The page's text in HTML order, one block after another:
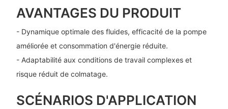
AVANTAGES DU PRODUIT
- Dynamique optimale des fluides, efficacité de la pompe
améliorée et consommation d'énergie réduite.
- Adaptabilité aux conditions de travail complexes et
risque réduit de colmatage.
SCÉNARIOS D'APPLICATION